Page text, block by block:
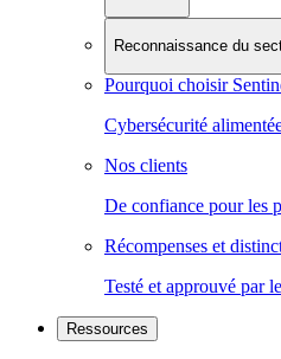
Reconnaissance du
Pourquoi choisir
Cybersécurité
Nos clients
De confiance pour les
Récompenses et
Testé et approuvé par
Ressources